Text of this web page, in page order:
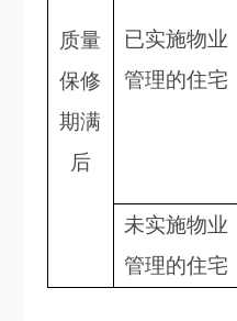
质量
保修
期满
后
已实施物业
管理的住宅
未实施物业
管理的住宅